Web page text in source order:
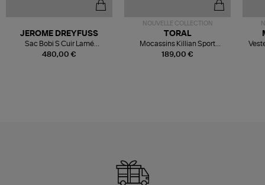
480,00 €
JEROME DREYFUSS
Sac Bobi S Cuir Lamé
Champagne
NOUVELLE COLLECTION
189,00 €
TORAL
Mocassins Killian Sport
Mousse